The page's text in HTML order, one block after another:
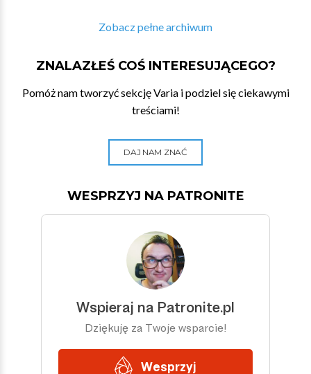
Zobacz pełne archiwum
ZNALAZŁEŚ COŚ INTERESUJĄCEGO?
Pomóż nam tworzyć sekcję Varia i podziel się ciekawymi
treściami!
DAJ NAM ZNAĆ
WESPRZYJ NA PATRONITE